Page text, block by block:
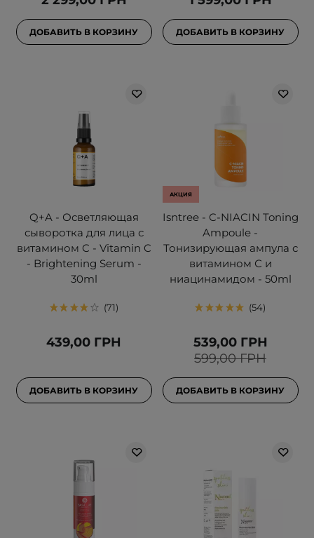
ДОБАВИТЬ В КОРЗИНУ ДОБАВИТЬ В КОРЗИНУ
Q+A - Осветляющая
сыворотка для лица с
витамином C - Vitamin C
- Brightening Serum -
30ml
71
439,00 ГРН
ДОБАВИТЬ В КОРЗИНУ
АКЦИЯ
Isntree - C-NIACIN Toning
Ampoule -
Тонизирующая ампула с
витамином С и
ниацинамидом - 50ml
54
599,00 ГРН
539,00 ГРН
ДОБАВИТЬ В КОРЗИНУ